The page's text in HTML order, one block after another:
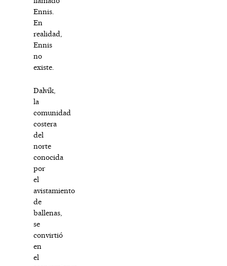
Ennis.
En
realidad,
Ennis
no
existe.
Dalvík,
la
comunidad
costera
del
norte
conocida
por
el
avistamiento
de
ballenas,
se
convirtió
en
el